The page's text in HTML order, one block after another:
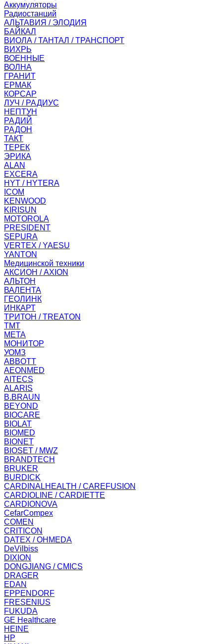
Аккумуляторы
Радиостанций
АЛЬТАВИЯ / ЭЛОДИЯ
БАЙКАЛ
ВИОЛА / ТАНТАЛ / ТРАНСПОРТ
ВИХРЬ
ВОЕННЫЕ
ВОЛНА
ГРАНИТ
ЕРМАК
КОРСАР
ЛУЧ / РАДИУС
НЕПТУН
РАДИЙ
РАДОН
ТАКТ
ТЕРЕК
ЭРИКА
ALAN
EXCERA
HYT / HYTERA
ICOM
KENWOOD
KIRISUN
MOTOROLA
PRESIDENT
SEPURA
VERTEX / YAESU
YANTON
Медицинской техники
АКСИОН / AXION
АЛЬТОН
ВАЛЕНТА
ГЕОЛИНК
ИНКАРТ
ТРИТОН / TREATON
ТМТ
МЕТА
МОНИТОР
УОМЗ
ABBOTT
AEONMED
AITECS
ALARIS
B.BRAUN
BEYOND
BIOCARE
BIOLAT
BIOMED
BIONET
BIOSET / MWZ
BRANDTECH
BRUKER
BURDICK
CARDINALHEALTH / CAREFUSION
CARDIOLINE / CARDIETTE
CARDIONOVA
CefarCompex
COMEN
CRITICON
DATEX / OHMEDA
DeVilbiss
DIXION
DONGJIANG / CMICS
DRAGER
EDAN
EPPENDORF
FRESENIUS
FUKUDA
GE Healthcare
HEINE
HP